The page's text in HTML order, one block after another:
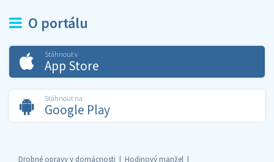
O portálu
Stáhnout v
App Store
Stáhnout na
Google Play
Drobné opravy v domácnosti
Hodinový manžel